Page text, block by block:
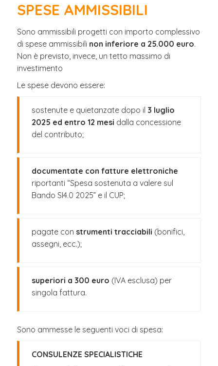
SPESE AMMISSIBILI
Sono ammissibili progetti con importo complessivo
di spese ammissibili non inferiore a 25.000 euro.
Non è previsto, invece, un tetto massimo di
investimento
Le spese devono essere:
sostenute e quietanzate dopo il 3 luglio
2025 ed entro 12 mesi dalla concessione
del contributo;
documentate con fatture elettroniche
riportanti “Spesa sostenuta a valere sul
Bando SI4.0 2025” e il CUP;
pagate con strumenti tracciabili (bonifici,
assegni, ecc.);
superiori a 300 euro (IVA esclusa) per
singola fattura.
Sono ammesse le seguenti voci di spesa:
CONSULENZE SPECIALISTICHE